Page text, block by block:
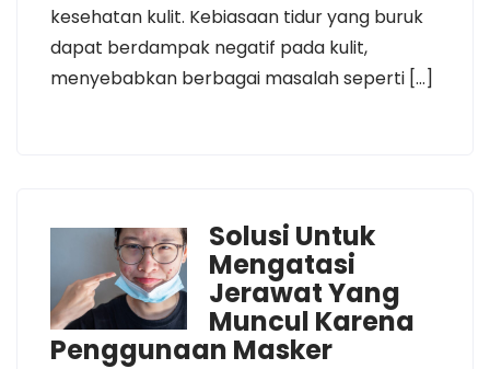
kesehatan kulit. Kebiasaan tidur yang buruk
dapat berdampak negatif pada kulit,
menyebabkan berbagai masalah seperti […]
Solusi Untuk
Mengatasi
Jerawat Yang
Muncul Karena
Penggunaan Masker